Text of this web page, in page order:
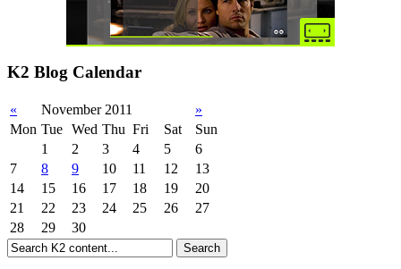
K2 Blog Calendar
« November 2011
»
Mon Tue Wed Thu Fri Sat
Sun
1
2 3 4 5
6
7
8 9 10 11 12
13
14
15 16 17 18 19
20
21
22 23 24 25 26
27
28
29 30